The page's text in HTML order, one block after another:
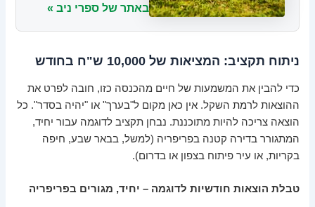
באתר של ספרי ניב »
ניתוח תקציב: המציאות של 10,000 ש"ח בחודש
כדי להבין את המשמעות של חיים מהכנסה כזו, חובה לפרט את
ההוצאות לרמת השקל. אין כאן מקום ל"בערך" או "יהיה בסדר". כל
הוצאה צריכה להיות מתוכננת. נבחן תקציב לדוגמה עבור יחיד,
המתגורר בדירה קטנה בפריפריה (למשל, בבאר שבע, חיפה
בקריות, או עיר פיתוח בצפון או בדרום).
טבלת הוצאות חודשיות לדוגמה – יחיד, מגורים בפריפריה